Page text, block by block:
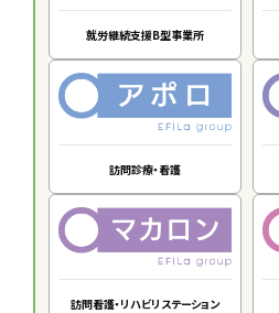
就労継続支援B型事業所
訪問診療・看護
訪問看護・リハビリステーション